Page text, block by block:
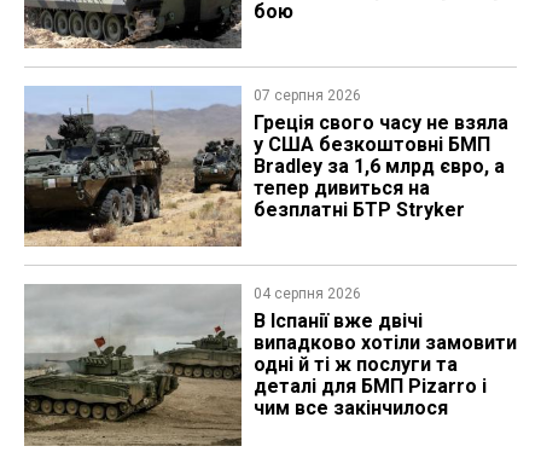
бою
07 серпня 2026
Греція свого часу не взяла
у США безкоштовні БМП
Bradley за 1,6 млрд євро, а
тепер дивиться на
безплатні БТР Stryker
04 серпня 2026
В Іспанії вже двічі
випадково хотіли замовити
одні й ті ж послуги та
деталі для БМП Pizarro і
чим все закінчилося